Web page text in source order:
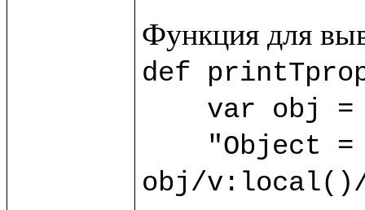
def
var obj =
obj/